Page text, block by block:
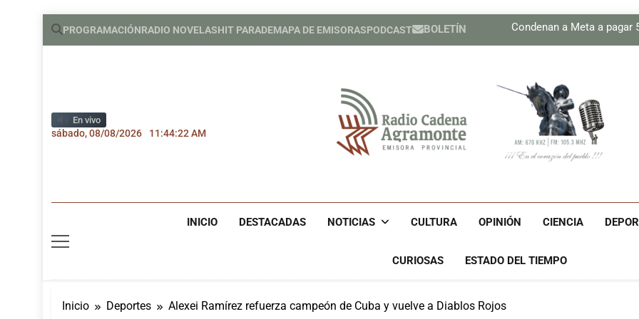
Saltar
PROGRAMACIÓNRADIO NOVELASHIT PARADEMAPA DE EMISORASPODCAST BOLETÍN
Condenan a Meta a pagar
Prensa de EEUU divulga
Condenan a Meta a pagar
Prensa de EEUU
Díaz-Canel asiste al
En vivo
sábado, 08/08/2026 11:44:24 AM
Radio Cadena
INICIO DESTACADAS NOTICIAS CULTURA OPINIÓN CIENCIA
CURIOSAS ESTADO DEL TIEMPO
Inicio Deportes Alexei Ramírez refuerza campeón de Cuba y vuelve a Diablos Rojos